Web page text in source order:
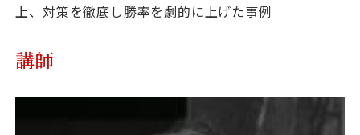
上、対策を徹底し勝率を劇的に上げた事例
講師